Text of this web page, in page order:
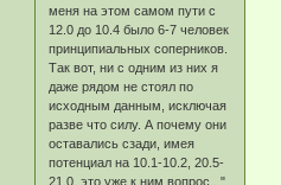
меня на этом самом пути с
12.0 до 10.4 было 6-7 человек
принципиальных соперников.
Так вот, ни с одним из них я
даже рядом не стоял по
исходным данным, исключая
разве что силу. А почему они
оставались сзади, имея
потенциал на 10.1-10.2, 20.5-
21.0, это уже к ним вопрос..."